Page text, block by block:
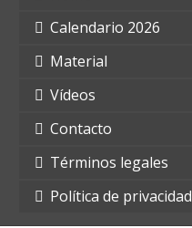
Calendario 2026
Material
Vídeos
Contacto
Términos legales
Política de privacidad